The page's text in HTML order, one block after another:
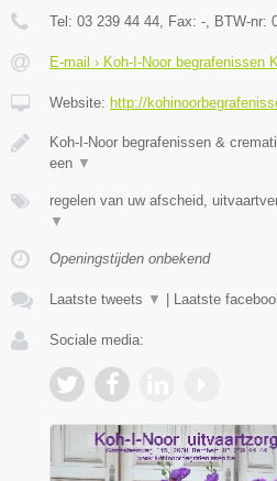
Tel: 03 239 44 44, Fax: -, BTW-nr:
E-mail › Koh-I-Noor begrafenissen
Website: http://
Koh-I-Noor begrafenissen &
een ▼
regelen van uw afscheid,
▼
Openingstijden onbekend
Laatste tweets ▼ Laatste
Sociale media: